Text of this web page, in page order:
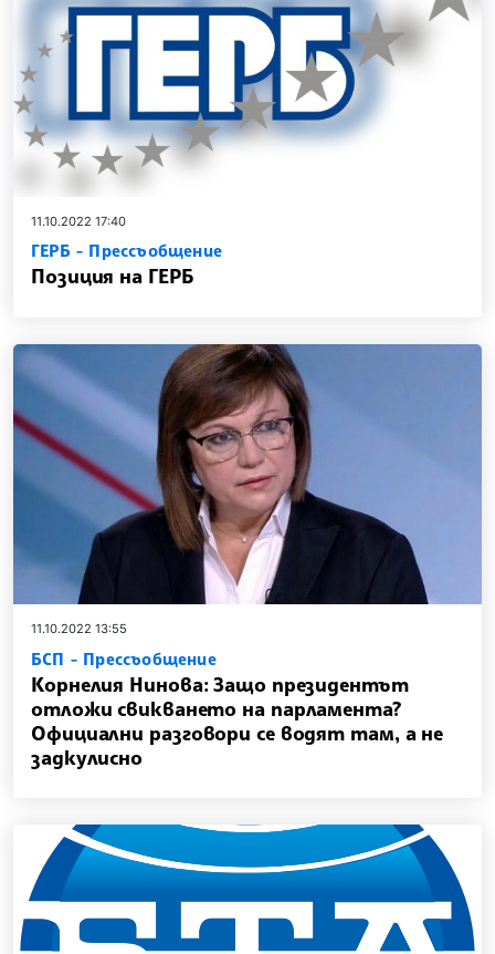
11.10.2022 17:40
ГЕРБ - Прессъобщение
Позиция на ГЕРБ
11.10.2022 13:55
БСП - Прессъобщение
Корнелия Нинова: Защо президентът
отложи свикването на парламента?
Официални разговори се водят там, а не
задкулисно